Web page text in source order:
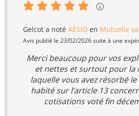
Gelcot a noté AÉSIO en Mutuelle
Avis publié le 23/02/2026 suite à une
Merci beaucoup pour vos
et nettes et surtout pour la
laquelle vous avez résorbé le
habité sur l’article 13
cotisations voté fin